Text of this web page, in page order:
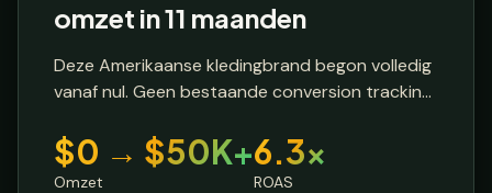
omzet in 11 maanden
Deze Amerikaanse kledingbrand begon volledig
vanaf nul. Geen bestaande conversion tracking,
data. Een klassieke greenfield situatie waar alles
moest worden opgebouwd.
$0 → $50K+
Omzet
6.3x
ROAS